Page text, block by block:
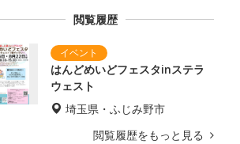
閲覧履歴
はんどめいどフェスタinステラ
ウェスト
埼玉県・ふじみ野市
閲覧履歴をもっと見る